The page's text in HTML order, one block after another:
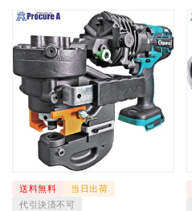
送料無料
当日出荷
代引決済不可